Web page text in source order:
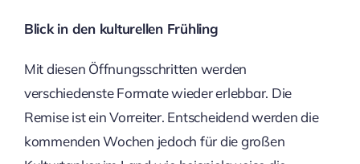
Blick in den kulturellen Frühling
Mit diesen Öffnungsschritten werden
verschiedenste Formate wieder erlebbar. Die
Remise ist ein Vorreiter. Entscheidend werden die
kommenden Wochen jedoch für die großen